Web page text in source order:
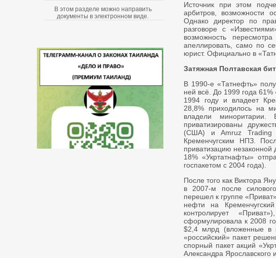
В этом разделе можно направить
документы в электронном виде.
Источник при этом
арбитров, возможности
Однако директор по
разговоре с
возможность
апеллировать, само по
юрист. Официально в
Затяжная Полтавская
В 1990-е «Татнефть»
ней всё. До 1999 года 61%
1994 году и владеет
28,8% приходилось на
владели
приватизированы
(США) и Amruz Trading
Кременчугским НПЗ.
приватизацию
18% «Укртатнафты»
госпакетом с 2004 года).
После того как Виктора
в 2007-м после
перешел к группе
нефти на
контролирует
сформулировала к 2008
$2,4 млрд (вложенные в
«российский» пакет
спорный пакет акций
Александра Ярославского